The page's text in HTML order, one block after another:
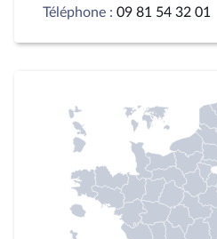
Téléphone : 09 81 54 32 01